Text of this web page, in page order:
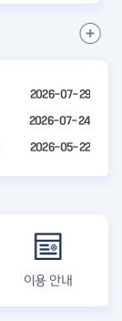
2026-07-29
2026-07-24
2026-05-22
공
항
보
기
이용 안내